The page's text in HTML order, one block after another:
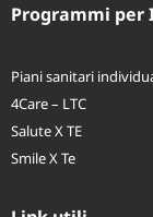
Programmi per
Piani sanitari
4Care – LTC
Salute X TE
Smile X Te